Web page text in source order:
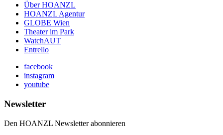
Über HOANZL
HOANZL Agentur
GLOBE Wien
Theater im Park
WatchAUT
Entrello
facebook
instagram
youtube
Newsletter
Den HOANZL Newsletter abonnieren